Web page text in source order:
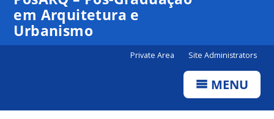
em Arquitetura e
Urbanismo
Private Area Site Administrators
MENU